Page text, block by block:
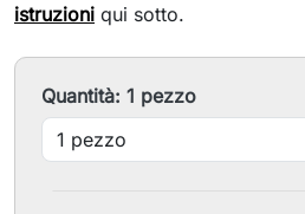
istruzioni qui sotto.
Quantità: 1 pezzo